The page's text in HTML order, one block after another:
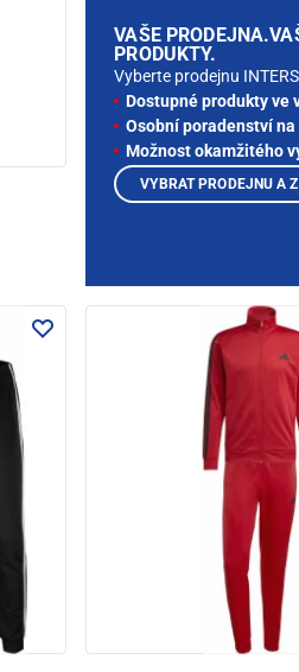
VAŠE
PRODUKTY.
Vyberte prodejnu
Dostupné produkty ve
Osobní poradenství
Možnost okamžitého